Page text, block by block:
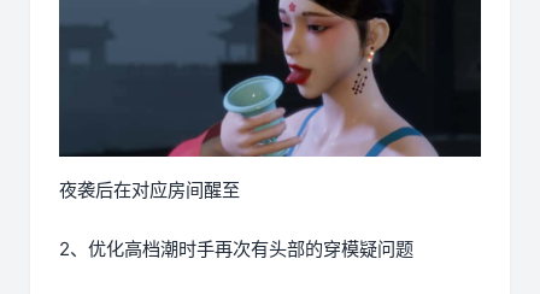
夜袭后在对应房间醒至
2、优化高档潮时手再次有头部的穿模疑问题